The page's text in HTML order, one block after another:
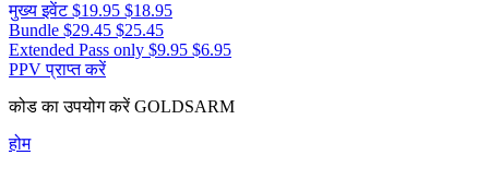
मुख्य इवेंट$19.95 $18.95
Bundle $29.45 $25.45
Extended Pass only $9.95 $6.95
PPV प्राप्त करें
कोड का उपयोग करेंGOLDSARM
होम